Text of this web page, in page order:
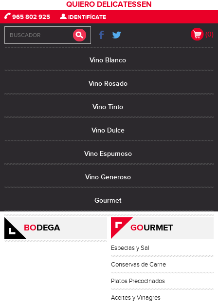
965 802 925 IDENTIFÍCATE
(0)
Vino Blanco
Vino Rosado
Vino Tinto
Vino Dulce
Vino Espumoso
Vino Generoso
Gourmet
QUIERO DELICATESSEN
BODEGA GOURMET
Especias y Sal
Conservas de Carne
Platos Precocinados
Aceites y Vinagres